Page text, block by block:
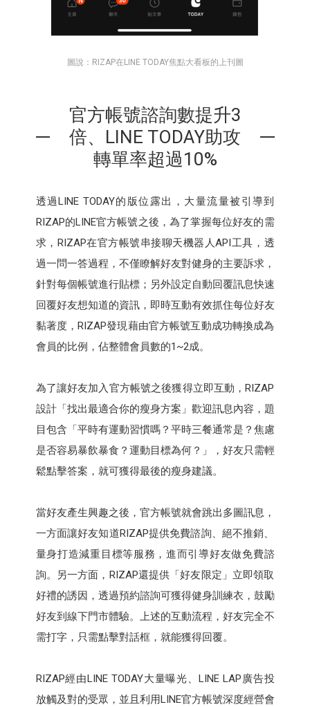
圖說：RIZAP在LINE TODAY焦點大看板的上刊圖
官方帳號諮詢數提升3
倍、LINE TODAY助攻
轉單率超過10%
透過LINE TODAY的版位露出，大量流量被引導到
RIZAP的LINE官方帳號之後，為了掌握每位好友的需
求，RIZAP在官方帳號串接聊天機器人API工具，透
過一問一答過程，不僅瞭解好友對健身的主要訴求，
針對每個帳號進行貼標；另外設定自動回覆訊息快速
回覆好友想知道的資訊，即時互動有效抓住每位好友
黏著度，RIZAP發現藉由官方帳號互動成功轉換成為
會員的比例，佔整體會員數的1~2成。
為了讓好友加入官方帳號之後獲得立即互動，RIZAP
設計「找出最適合你的瘦身方案」歡迎訊息內容，題
目包含「平時有運動習慣嗎？平時三餐通常是？焦慮
是否容易暴飲暴食？運動目標為何？」，好友只需輕
鬆點擊答案，就可獲得最後的瘦身建議。
當好友產生興趣之後，官方帳號就會跳出多圖訊息，
一方面讓好友知道RIZAP提供免費諮詢、絕不推銷、
量身打造減重目標等服務，進而引導好友做免費諮
詢。另一方面，RIZAP還提供「好友限定」立即領取
好禮的誘因，透過預約諮詢可獲得健身訓練衣，鼓勵
好友到線下門市體驗。上述的互動流程，好友完全不
需打字，只需點擊對話框，就能獲得回覆。
RIZAP經由LINE TODAY大量曝光、LINE LAP廣告投
放觸及對的受眾，並且利用LINE官方帳號深度經營會